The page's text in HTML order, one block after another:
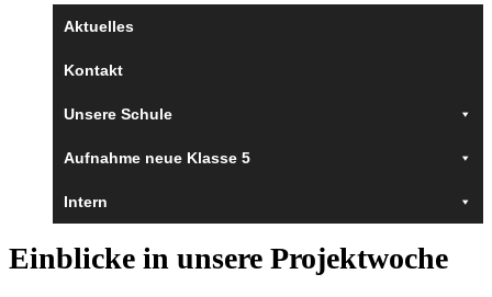
Aktuelles
Kontakt
Unsere Schule
Aufnahme neue Klasse 5
Intern
Einblicke in unsere Projektwoche